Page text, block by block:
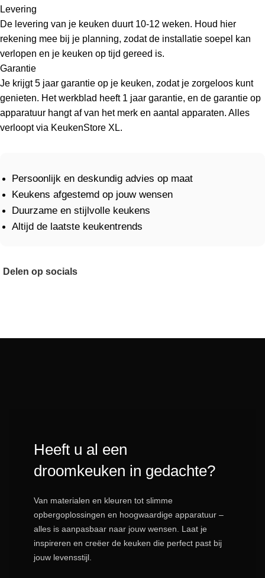
Levering
De levering van je keuken duurt 10-12 weken. Houd hier
rekening mee bij je planning, zodat de installatie soepel kan
verlopen en je keuken op tijd gereed is.
Garantie
Je krijgt 5 jaar garantie op je keuken, zodat je zorgeloos kunt
genieten. Het werkblad heeft 1 jaar garantie, en de garantie op
apparatuur hangt af van het merk en aantal apparaten. Alles
verloopt via KeukenStore XL.
Persoonlijk en deskundig advies op maat
Keukens afgestemd op jouw wensen
Duurzame en stijlvolle keukens
Altijd de laatste keukentrends
Delen op socials
Heeft u al een
droomkeuken in gedachte?
Van materialen en kleuren tot slimme
opbergoplossingen en hoogwaardige apparatuur –
alles is aanpasbaar naar jouw wensen. Laat je
inspireren en creëer de keuken die perfect past bij
jouw levensstijl.